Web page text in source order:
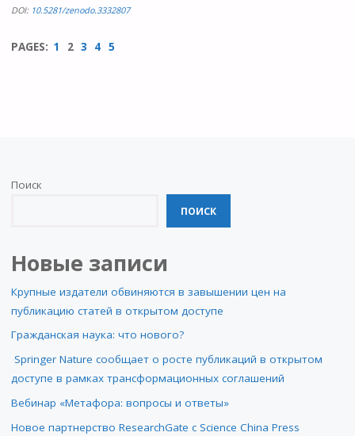
DOI: 10.5281/zenodo.3332807
PAGES: 1 2 3 4 5
Поиск
ПОИСК
Новые записи
Крупные издатели обвиняются в завышении цен на
публикацию статей в открытом доступе
Гражданская наука: что нового?
Springer Nature сообщает о росте публикаций в открытом
доступе в рамках трансформационных соглашений
Вебинар «Метафора: вопросы и ответы»
Новое партнерство ResearchGate с Science China Press